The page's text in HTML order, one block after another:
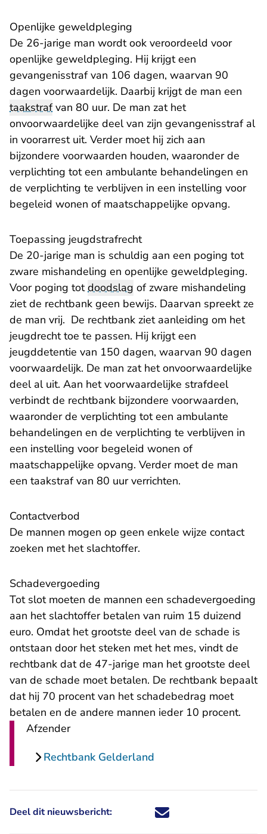
Openlijke geweldpleging
De 26-jarige man wordt ook veroordeeld voor
openlijke geweldpleging. Hij krijgt een
gevangenisstraf van 106 dagen, waarvan 90
dagen voorwaardelijk. Daarbij krijgt de man een
taakstrafvan 80 uur. De man zat het
onvoorwaardelijke deel van zijn gevangenisstraf al
in voorarrest uit. Verder moet hij zich aan
bijzondere voorwaarden houden, waaronder de
verplichting tot een ambulante behandelingen en
de verplichting te verblijven in een instelling voor
begeleid wonen of maatschappelijke opvang.
Toepassing jeugdstrafrecht
De 20-jarige man is schuldig aan een poging tot
zware mishandeling en openlijke geweldpleging.
Voor poging totdoodslag of zware mishandeling
ziet de rechtbank geen bewijs. Daarvan spreekt ze
de man vrij. De rechtbank ziet aanleiding om het
jeugdrecht toe te passen. Hij krijgt een
jeugddetentie van 150 dagen, waarvan 90 dagen
voorwaardelijk. De man zat het onvoorwaardelijke
deel al uit. Aan het voorwaardelijke strafdeel
verbindt de rechtbank bijzondere voorwaarden,
waaronder de verplichting tot een ambulante
behandelingen en de verplichting te verblijven in
een instelling voor begeleid wonen of
maatschappelijke opvang. Verder moet de man
een taakstraf van 80 uur verrichten.
Contactverbod
De mannen mogen op geen enkele wijze contact
zoeken met het slachtoffer.
Schadevergoeding
Tot slot moeten de mannen een schadevergoeding
aan het slachtoffer betalen van ruim 15 duizend
euro. Omdat het grootste deel van de schade is
ontstaan door het steken met het mes, vindt de
rechtbank dat de 47-jarige man het grootste deel
van de schade moet betalen. De rechtbank bepaalt
dat hij 70 procent van het schadebedrag moet
betalen en de andere mannen ieder 10 procent.
Afzender
Rechtbank Gelderland
Deel dit nieuwsbericht: Deel dit nieuwsbericht via X -
Deel dit nieuwsbericht via
Deel dit nieuwsbericht
Deel dit